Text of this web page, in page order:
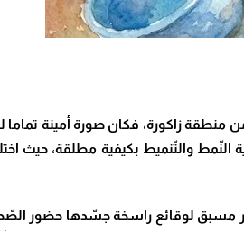
منطقة زاكورة، فكان صورة أمينة
النّمط والتّنميط بكيفية مطلقة،
مسبق لوقائع راسخة جسّدها حضور